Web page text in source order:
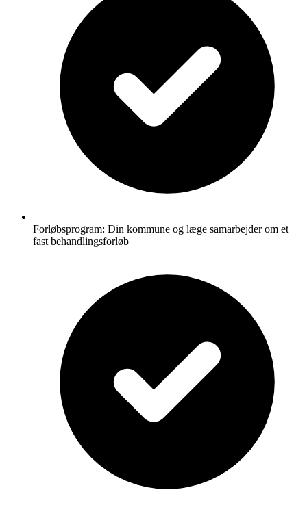
Forløbsprogram: Din kommune og læge samarbejder om et
fast behandlingsforløb